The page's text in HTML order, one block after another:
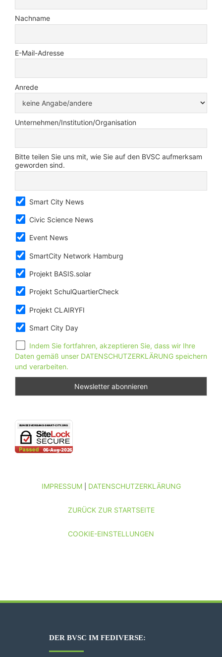
Nachname
E-Mail-Adresse
Anrede
Unternehmen/Institution/Organisation
Bitte teilen Sie uns mit, wie Sie auf den BVSC aufmerksam
geworden sind.
Smart City News
Civic Science News
Event News
SmartCity Network Hamburg
Projekt BASIS.solar
Projekt SchulQuartierCheck
Projekt CLAIRYFI
Smart City Day
Indem Sie fortfahren, akzeptieren Sie, dass wir Ihre
Daten gemäß unser DATENSCHUTZERKLÄRUNG speichern
und verarbeiten.
IMPRESSUM| DATENSCHUTZERKLÄRUNG
ZURÜCK ZUR STARTSEITE
COOKIE-EINSTELLUNGEN
DER BVSC IM FEDIVERSE: